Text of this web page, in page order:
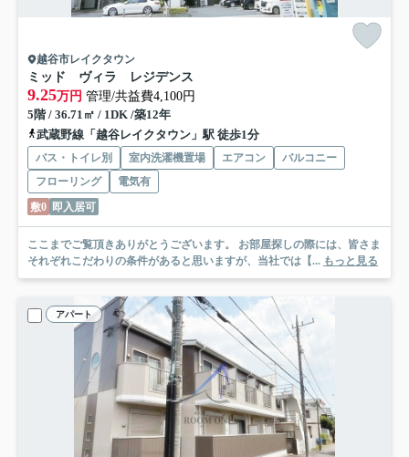
越谷市レイクタウン
ミッド ヴィラ レジデンス
9.25万円 管理/共益費4,100円
5階 / 36.71㎡ / 1DK /築12年
武蔵野線「越谷レイクタウン」駅 徒歩1分
バス・トイレ別 室内洗濯機置場 エアコン
バルコニー
フローリング
電気有
敷0 即入居可
ここまでご覧頂きありがとうございます。 お部屋探しの際には、皆さま
それぞれこだわりの条件があると思いますが、当社では【... もっと見る
アパート